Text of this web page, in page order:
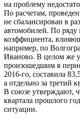
на проблему
По расчетам,
не сбалансирован в
автомобилей. По ряду
коэффициента,
например, по
Иваново. В целом же
произошедшим в
2016-го, составила
а отдельно за третий
В союзе утверждают,
квартала прошлого
ситуации.